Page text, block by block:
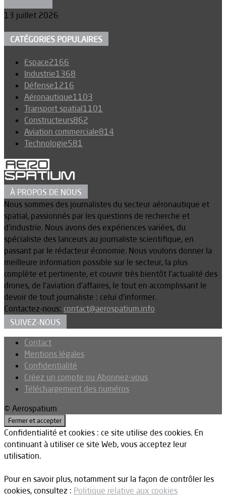
13 juillet 2026
CATÉGORIES POPULAIRES
Espace2166
Industrie1368
Défense1216
Aéronautique1103
Transport spatial1101
Constructeurs862
Aviation commerciale814
Technologie581
À PROPOS DE NOUS
Nous sommes des journalistes du secteur aéronautique et
spatial, passionnés par les questions de recherche et
d’industrie. Nous avons des expériences variées, du
spécialiste des lanceurs au journaliste scientifique, en
passant par le rédacteur économie. Nous voulons donner la
meilleure information possible sur le secteur, la plus
complète et pertinente, et couvrir très bientôt l’actualité des
drones, de l’aviation d’affaires, le tout en accomplissant le
devoir de tout journaliste : celui d’informer.
Contactez-nous: contact@aerospatium.info
SUIVEZ-NOUS
Contact
Mentions légales
Confidentialité
Créez un compte ou Abonnez-vous
Téléchargement des numéros
© Aerospatium
Confidentialité et cookies : ce site utilise des cookies. En
continuant à utiliser ce site Web, vous acceptez leur
utilisation.
Pour en savoir plus, notamment sur la façon de contrôler les
cookies, consultez : Politique relative aux cookies